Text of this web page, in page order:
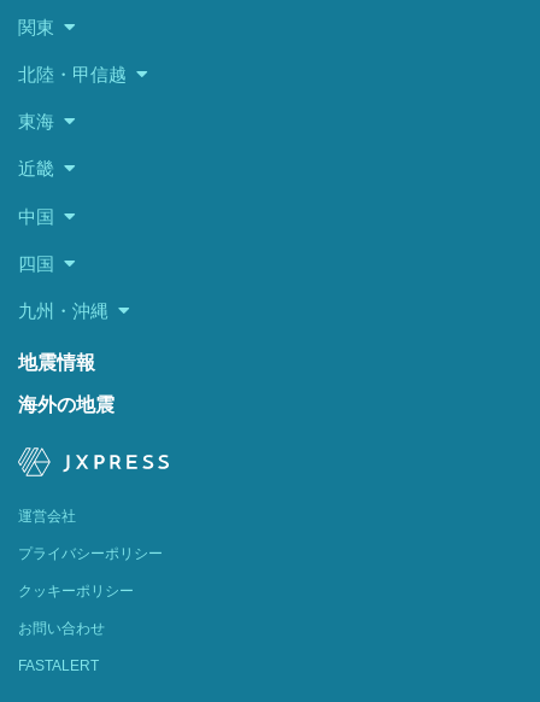
関東
北陸・甲信越
東海
近畿
中国
四国
九州・沖縄
地震情報
海外の地震
運営会社
プライバシーポリシー
クッキーポリシー
お問い合わせ
FASTALERT